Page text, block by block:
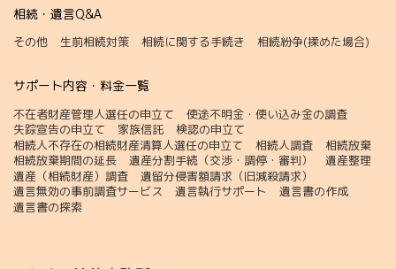
相続・遺言Q&A
その他 生前相続対策 相続に関する手続き 相続紛争(揉めた場合)
サポート内容・料金一覧
不在者財産管理人選任の申立て
使途不明金・使い込み金の調査
失踪宣告の申立て
家族信託
検認の申立て
相続人不存在の相続財産清算人選任の申立て
相続人調査
相続放棄
相続放棄期間の延長
遺産分割手続（交渉・調停・審判）
遺産整理
遺産（相続財産）調査
遺留分侵害額請求（旧減殺請求）
遺言無効の事前調査サービス
遺言執行サポート
遺言書の作成
遺言書の探索